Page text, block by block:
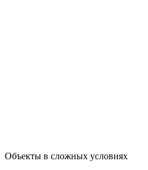
Объекты в сложных условиях